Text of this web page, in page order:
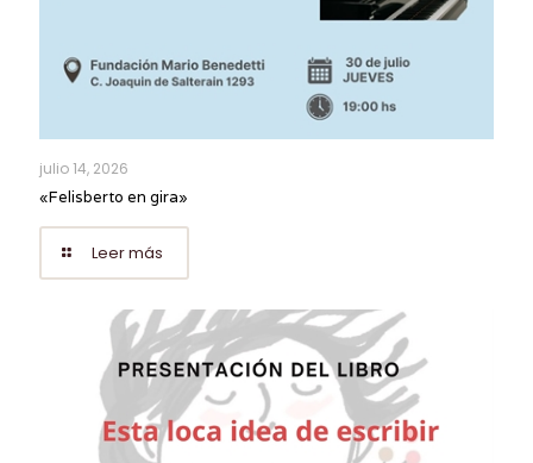
julio 14, 2026
«Felisberto en gira»
Leer más